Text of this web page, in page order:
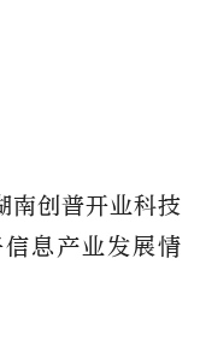
南创普开业科技
息产业发展情